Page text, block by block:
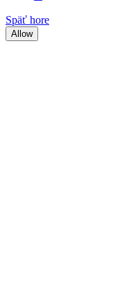
Späť hore
Allow